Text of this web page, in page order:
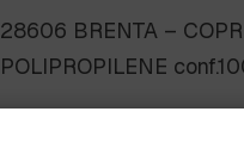
28606 BRENTA –
POLIPROPILENE